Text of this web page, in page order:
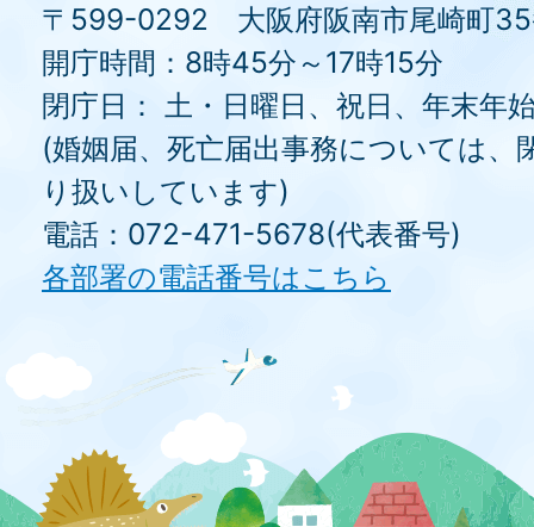
〒599-0292 大阪府阪南市尾崎町35
開庁時間：8時45分～17時15分
閉庁日： 土・日曜日、祝日、年末年
(婚姻届、死亡届出事務については、
り扱いしています)
電話：072-471-5678(代表番号)
各部署の電話番号はこちら